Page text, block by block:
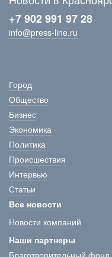
+7 902 991 97 28
info@press-line.ru
Город
Общество
Бизнес
Экономика
Политика
Происшествия
Интервью
Статьи
Все новости
Новости компаний
Наши партнеры
Благотворительный